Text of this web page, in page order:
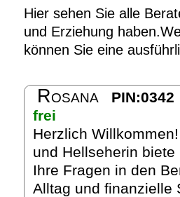
Hier sehen Sie alle
und Erziehung
können Sie eine
Rosana
PIN:0342
frei
Herzlich
und Hellseherin
Ihre Fragen in den
Alltag und finanzielle